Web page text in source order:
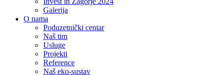
Galerija
O nama
Poduzetnički centar
Naš tim
Usluge
Projekti
Reference
Naš eko-sustav